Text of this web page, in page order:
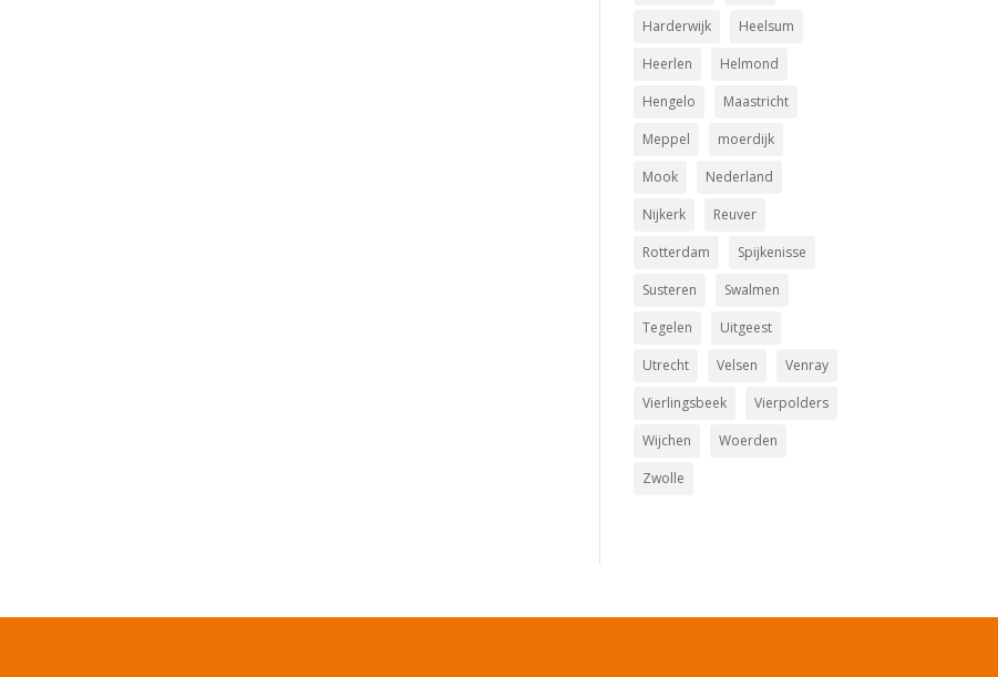
Harderwijk
Heelsum
Heerlen
Helmond
Hengelo
Maastricht
Meppel
moerdijk
Mook
Nederland
Nijkerk
Reuver
Rotterdam
Spijkenisse
Susteren
Swalmen
Tegelen
Uitgeest
Utrecht
Velsen
Venray
Vierlingsbeek
Vierpolders
Wijchen
Woerden
Zwolle